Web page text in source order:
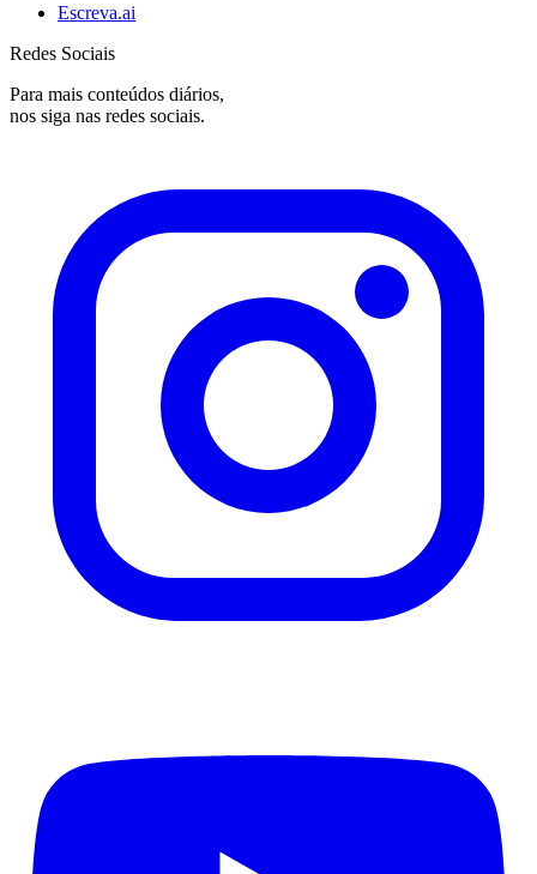
Escreva.ai
Redes Sociais
Para mais conteúdos diários,
nos siga nas redes sociais.